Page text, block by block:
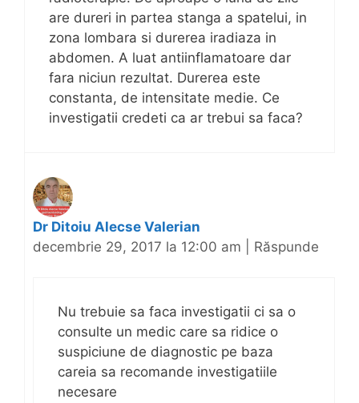
are dureri in partea stanga a spatelui, in
zona lombara si durerea iradiaza in
abdomen. A luat antiinflamatoare dar
fara niciun rezultat. Durerea este
constanta, de intensitate medie. Ce
investigatii credeti ca ar trebui sa faca?
Dr Ditoiu Alecse Valerian
decembrie 29, 2017 la 12:00 am
Răspunde
Nu trebuie sa faca investigatii ci sa o
consulte un medic care sa ridice o
suspiciune de diagnostic pe baza
careia sa recomande investigatiile
necesare